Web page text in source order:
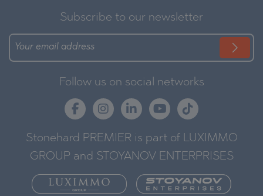
Subscribe to our newsletter
Follow us on social networks
Stonehard PREMIER is part of LUXIMMO
GROUP and STOYANOV ENTERPRISES